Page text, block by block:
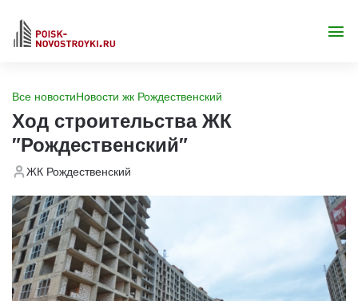
Все новостиНовости жк Рождественский
Ход строительства ЖК
"Рождественский"
ЖК Рождественский